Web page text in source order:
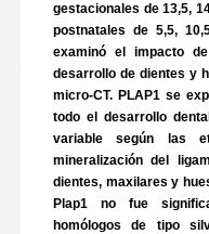
gestacionales de 13,5,
postnatales de 5,5,
examinó el impacto
desarrollo de dientes y
micro-CT. PLAP1 se
todo el desarrollo
variable según las
mineralización del
dientes, maxilares y
Plap1 no fue
homólogos de tipo